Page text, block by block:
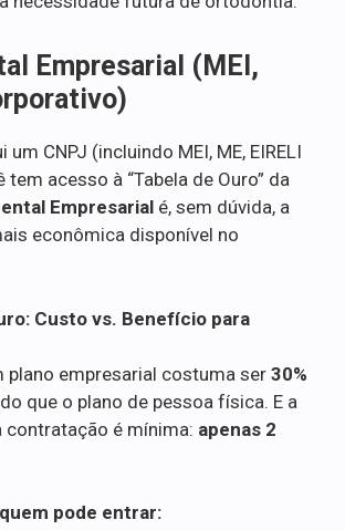
Empresarial (MEI,
um CNPJ (incluindo MEI, ME, EIRELI
tem acesso à “Tabela de Ouro” da
Empresarial é, sem dúvida, a
econômica disponível no
Custo vs. Benefício para
plano empresarial costuma ser 30%
do que o plano de pessoa física. E a
contratação é mínima: apenas 2
pode entrar: